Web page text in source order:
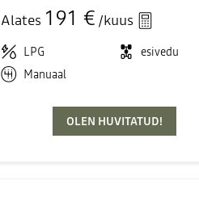
Alates 191 € /kuus
LPG
esivedu
Manuaal
OLEN HUVITATUD!